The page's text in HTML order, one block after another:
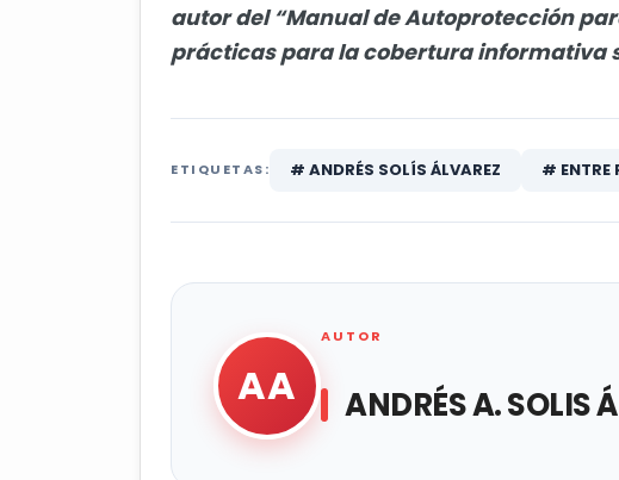
autor del “Manual de Autoprotección
prácticas para la cobertura informativa
ETIQUETAS: # ANDRÉS SOLÍS ÁLVAREZ # ENTRE
AA
AUTOR
ANDRÉS A. SOLIS